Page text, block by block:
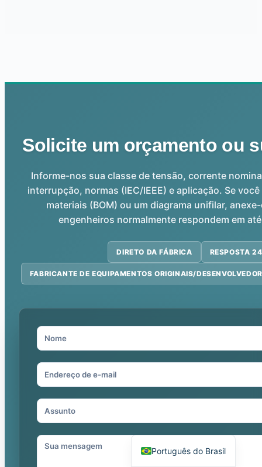
Solicite um orçamento ou
Informe-nos sua classe de tensão, corrente
interrupção, normas (IEC/IEEE) e aplicação. Se
materiais (BOM) ou um diagrama unifilar,
engenheiros normalmente respondem em
DIRETO DA FÁBRICA RESPOSTA
FABRICANTE DE EQUIPAMENTOS ORIGINAIS/
Português do Brasil
Español